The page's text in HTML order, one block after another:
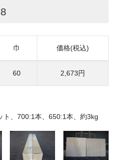
巾 価格(税込)
60 2,673円
ト、700:1本、650:1本、約3kg